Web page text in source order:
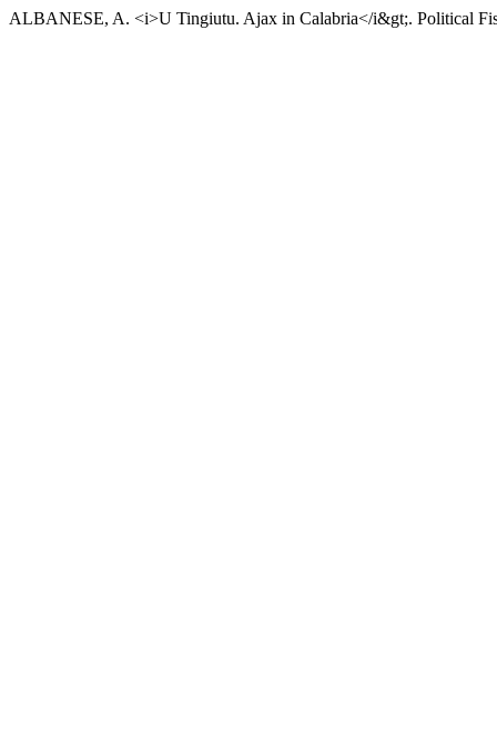
ALBANESE, A. <i>U Tingiutu. Ajax in Calabria</i&gt;. Political